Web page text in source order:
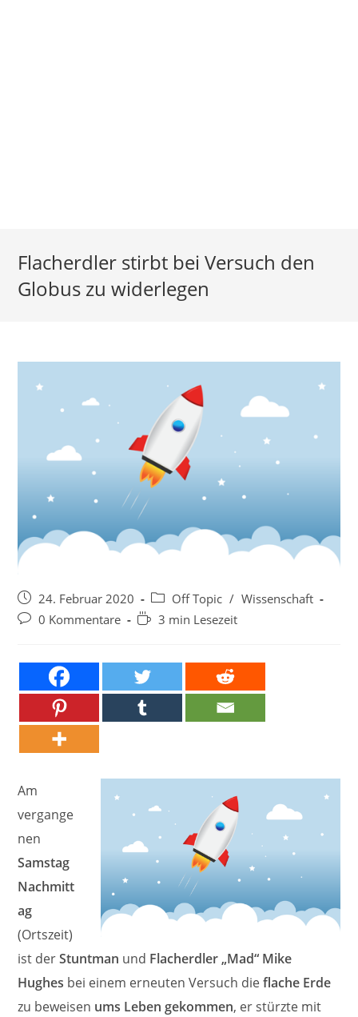
Flacherdler stirbt bei Versuch den
Globus zu widerlegen
Beitrag
veröffentlicht:
24. Februar 2020
Beitrags-
Kategorie:
Off Topic / Wissenschaft
Beitrags-
0 Kommentare Lesedauer:
3 min Lesezeit
Am
vergange
nen
Samstag
Nachmitt
ag
(Ortszeit)
ist derStuntman und Flacherdler „Mad“ Mike
Hughes bei einem erneuten Versuch dieflache Erde
zu beweisen ums Leben gekommen, er stürzte mit